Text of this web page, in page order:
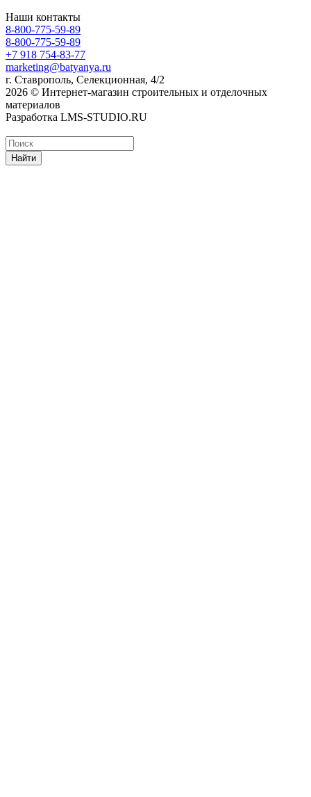
Наши контакты
8-800-775-59-89
8-800-775-59-89
+7 918 754-83-77
marketing@batyanya.ru
г. Ставрополь, Селекционная, 4/2
2026 © Интернет-магазин строительных и отделочных
материалов
Разработка LMS-STUDIO.RU
Найти